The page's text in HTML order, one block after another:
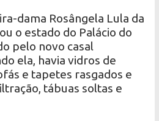
dama Rosângela Lula da
o estado do Palácio do
pelo novo casal
ela, havia vidros de
e tapetes rasgados e
tábuas soltas e